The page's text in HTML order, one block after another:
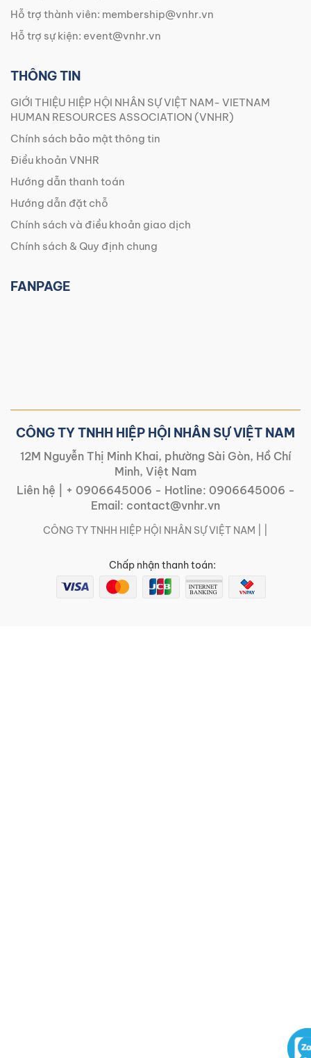
Hỗ trợ thành viên: membership@vnhr.vn
Hỗ trợ sự kiện: event@vnhr.vn
THÔNG TIN
GIỚI THIỆU HIỆP HỘI NHÂN SỰ VIỆT NAM- VIETNAM
HUMAN RESOURCES ASSOCIATION (VNHR)
Chính sách bảo mật thông tin
Điều khoản VNHR
Hướng dẫn thanh toán
Hướng dẫn đặt chỗ
Chính sách và điều khoản giao dịch
Chính sách & Quy định chung
FANPAGE
CÔNG TY TNHH HIỆP HỘI NHÂN SỰ VIỆT NAM
12M Nguyễn Thị Minh Khai, phường Sài Gòn, Hồ Chí
Minh, Việt Nam
Liên hệ |
+ 0906645006 - Hotline: 0906645006 -
Email: contact@vnhr.vn
CÔNG TY TNHH HIỆP HỘI NHÂN SỰ VIỆT NAM | |
Chấp nhận thanh toán: